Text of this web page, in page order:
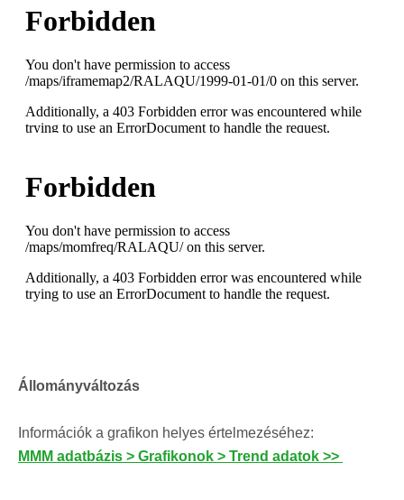
Állományváltozás
Információk a grafikon helyes értelmezéséhez:
MMM adatbázis > Grafikonok > Trend adatok >>